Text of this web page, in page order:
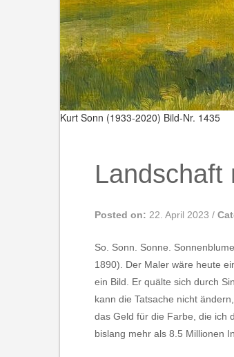
Kurt Sonn (1933-2020) Bild-Nr. 1435
Landschaft
Posted on: 22. April 2023 /
So. Sonn. Sonne.
1890). Der Maler wäre heute
ein Bild. Er quälte sich durch
kann die Tatsache nicht
das Geld für die Farbe, die ich
bislang mehr als 8.5 Millionen